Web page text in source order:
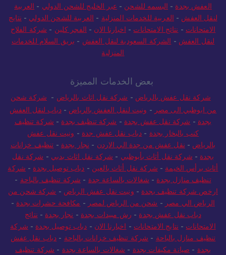
العفش بجدة - البسمه للشحن - عبر الخليج للشحن الدولي - العربية
لنقل العفش - العربية للخدمات المنزلية - العربية للشحن الدولي - نتايج
الامتحانات - نتائج الامتحانات - اخبارنا الان - الفجر كلين - شركة الفلاح
لنقل العفش - الشركة السعودية لنقل العفش - بريق السلام للخدمات
المنزلية
بعض الخدمات المميزة
شركة نقل عفش بالرياض - شركة نقل اثاث بالرياض - شركة شحن
من ابوظبي الى مصر - ونيت لنقل العفش بالرياض -دباب لنقل العفش
بجدة - شركة نقل عفش بجدة - شركة تنظيف بجدة - شركة تنظيف
كنب بالبخار بجدة - دباب نقل عفش جدة - ونيت نقل عفش
بالرياض - نقل عفش من جدة الي الاردن - نجار بجدة - تنظيف خزانات
بجدة - شركة نقل أثاث بأبوظبي - شركة نقل اثاث بدبي - شركة نقل
أثاث برأس الخيمة - شركة نقل أثاث بالعين - دباب توصيل بجدة - شركة
تنظيف منازل بجدة - شغالات بالساعة جدة - شركة تنظيف بالباحة -
ارخص شركة تنظيف بجدة - ونيت نقل عفش الرياض - شركة شحن من
الرياض الي مصر - شحن من الرياض لمصر - مكافحة حشرات بجدة -
دباب نقل عفش بجدة - رش مبيدات بجدة - نجار بجدة - نتائج
الامتحانات - نتايج الامتحانات - اخبارنا الان - دباب توصيل بجدة - شركة
تنظيف منازل بالباحة - شركة تنظيف خزانات بالباحة - دباب نقل عفش
بجدة - صيانة مكيفات بجدة - شغالات بالساعة بجدة - شركة تنظيف